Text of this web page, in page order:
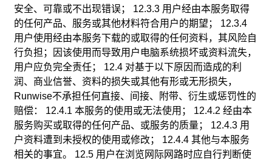
安全、可靠或不出现错误； 12.3.3 用户经由本服务取得
的任何产品、服务或其他材料符合用户的期望； 12.3.4
用户使用经由本服务下载的或取得的任何资料，其风险自
行负担；因该使用而导致用户电脑系统损坏或资料流失，
用户应负完全责任； 12.4 对基于以下原因而造成的利
润、商业信誉、资料的损失或其他有形或无形损失，
Runwise不承担任何直接、间接、附带、衍生或惩罚性的
赔偿： 12.4.1 本服务的使用或无法使用； 12.4.2 经由本
服务购买或取得的任何产品、或服务的质量； 12.4.3 用
户资料遭到未授权的使用或修改； 12.4.4 其他与本服务
相关的事宜。 12.5 用户在浏览网际网路时应自行判断使